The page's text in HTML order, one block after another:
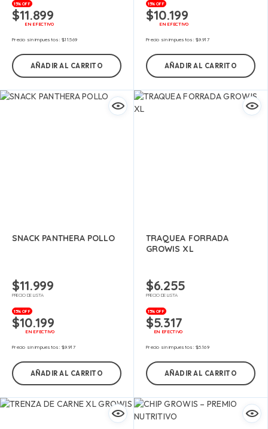
15% OFF
$11.899
EN EFECTIVO
Precio sin impuestos:$11.569
AÑADIR AL CARRITO
15% OFF
$10.199
EN EFECTIVO
Precio sin impuestos:$9.917
AÑADIR AL CARRITO
SNACK PANTHERA POLLO
$11.999
PRECIO DE LISTA
15% OFF
$10.199
EN EFECTIVO
Precio sin impuestos:$9.917
AÑADIR AL CARRITO
TRAQUEA FORRADA
GROWIS XL
$6.255
PRECIO DE LISTA
15% OFF
$5.317
EN EFECTIVO
Precio sin impuestos:$5.169
AÑADIR AL CARRITO